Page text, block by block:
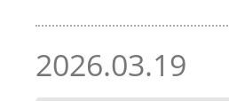
2026.03.19